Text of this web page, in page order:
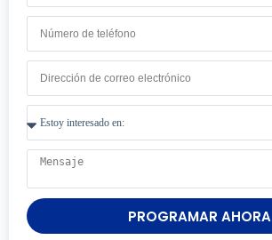
PROGRAMAR AHORA